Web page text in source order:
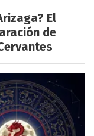
El
de